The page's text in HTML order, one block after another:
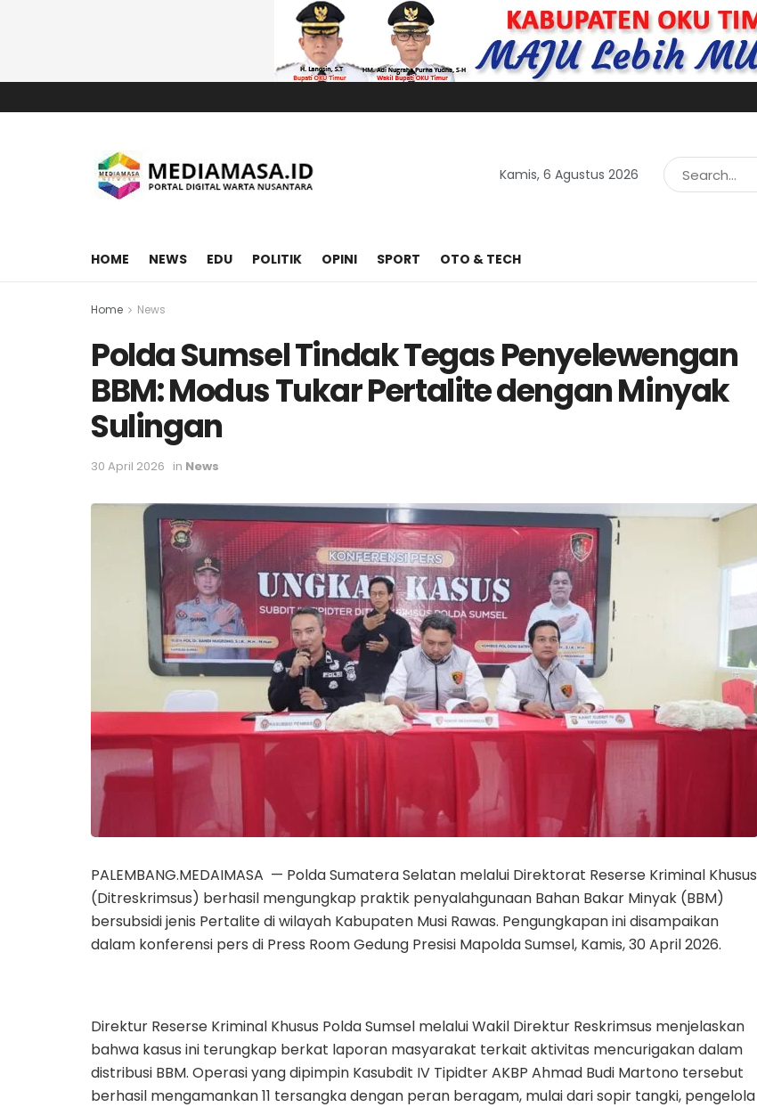
Kamis, 6 Agustus 2026
HOME NEWS EDU POLITIK OPINI SPORT OTO & TECH
Home News
Polda Sumsel Tindak Tegas Penyelewengan
BBM: Modus Tukar Pertalite dengan Minyak
Sulingan
30 April 2026 in News
PALEMBANG.MEDAIMASA — Polda Sumatera Selatan melalui Direktorat Reserse Kriminal Khusus
(Ditreskrimsus) berhasil mengungkap praktik penyalahgunaan Bahan Bakar Minyak (BBM)
bersubsidi jenis Pertalite di wilayah Kabupaten Musi Rawas. Pengungkapan ini disampaikan
dalam konferensi pers di Press Room Gedung Presisi Mapolda Sumsel, Kamis, 30 April 2026.
Direktur Reserse Kriminal Khusus Polda Sumsel melalui Wakil Direktur Reskrimsus menjelaskan
bahwa kasus ini terungkap berkat laporan masyarakat terkait aktivitas mencurigakan dalam
distribusi BBM. Operasi yang dipimpin Kasubdit IV Tipidter AKBP Ahmad Budi Martono tersebut
berhasil mengamankan 11 tersangka dengan peran beragam, mulai dari sopir tangki, pengelola